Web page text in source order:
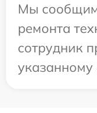
Мы
ремонта
сотрудник
указанному